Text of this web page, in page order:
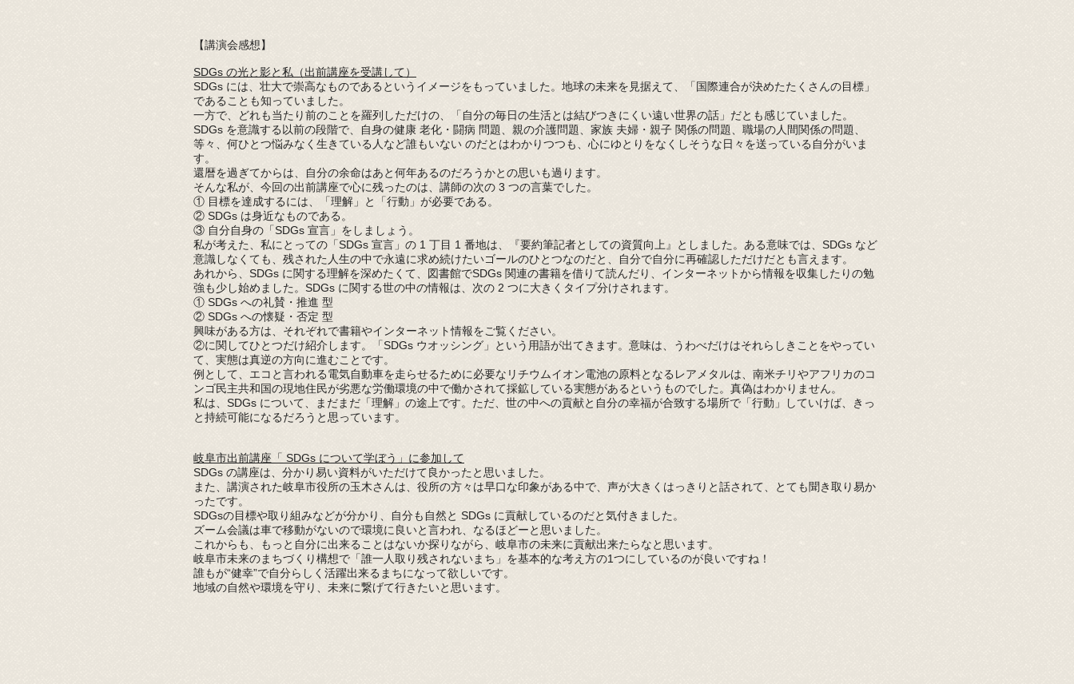
【講演会感想】
SDGs の光と影と私（出前講座を受講して）
SDGs には、壮大で崇高なものであるというイメージをもっていました。地球の未来を見据えて、「国際連合が決めたたくさんの目標」
であることも知っていました。
一方で、どれも当たり前のことを羅列しただけの、「自分の毎日の生活とは結びつきにくい遠い世界の話」だとも感じていました。
SDGs を意識する以前の段階で、自身の健康 老化・闘病 問題、親の介護問題、家族 夫婦・親子 関係の問題、職場の人間関係の問題、
等々、何ひとつ悩みなく生きている人など誰もいない のだとはわかりつつも、心にゆとりをなくしそうな日々を送っている自分がいま
す。
還暦を過ぎてからは、自分の余命はあと何年あるのだろうかとの思いも過ります。
そんな私が、今回の出前講座で心に残ったのは、講師の次の 3 つの言葉でした。
① 目標を達成するには、「理解」と「行動」が必要である。
② SDGs は身近なものである。
③ 自分自身の「SDGs 宣言」をしましょう。
私が考えた、私にとっての「SDGs 宣言」の 1 丁目 1 番地は、『要約筆記者としての資質向上』としました。ある意味では、SDGs など
意識しなくても、残された人生の中で永遠に求め続けたいゴールのひとつなのだと、自分で自分に再確認しただけだとも言えます。
あれから、SDGs に関する理解を深めたくて、図書館でSDGs 関連の書籍を借りて読んだり、インターネットから情報を収集したりの勉
強も少し始めました。SDGs に関する世の中の情報は、次の 2 つに大きくタイプ分けされます。
① SDGs への礼賛・推進 型
② SDGs への懐疑・否定 型
興味がある方は、それぞれで書籍やインターネット情報をご覧ください。
②に関してひとつだけ紹介します。「SDGs ウオッシング」という用語が出てきます。意味は、うわべだけはそれらしきことをやってい
て、実態は真逆の方向に進むことです。
例として、エコと言われる電気自動車を走らせるために必要なリチウムイオン電池の原料となるレアメタルは、南米チリやアフリカのコ
ンゴ民主共和国の現地住民が劣悪な労働環境の中で働かされて採鉱している実態があるというものでした。真偽はわかりません。
私は、SDGs について、まだまだ「理解」の途上です。ただ、世の中への貢献と自分の幸福が合致する場所で「行動」していけば、きっ
と持続可能になるだろうと思っています。
岐阜市出前講座「 SDGs について学ぼう」に参加して
SDGs の講座は、分かり易い資料がいただけて良かったと思いました。
また、講演された岐阜市役所の玉木さんは、役所の方々は早口な印象がある中で、声が大きくはっきりと話されて、とても聞き取り易か
ったです。
SDGsの目標や取り組みなどが分かり、自分も自然と SDGs に貢献しているのだと気付きました。
ズーム会議は車で移動がないので環境に良いと言われ、なるほどーと思いました。
これからも、もっと自分に出来ることはないか探りながら、岐阜市の未来に貢献出来たらなと思います。
岐阜市未来のまちづくり構想で「誰一人取り残されないまち」を基本的な考え方の1つにしているのが良いですね！
誰もが“健幸”で自分らしく活躍出来るまちになって欲しいです。
地域の自然や環境を守り、未来に繋げて行きたいと思います。